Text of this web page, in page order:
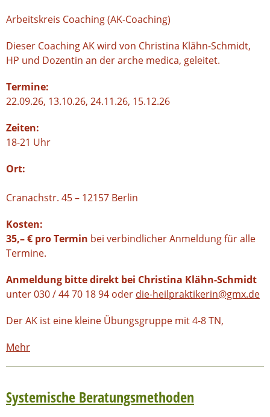
Arbeitskreis Coaching (AK-Coaching)
Dieser Coaching AK wird von Christina Klähn-Schmidt,
HP und Dozentin an der arche medica, geleitet.
Termine:
22.09.26, 13.10.26, 24.11.26, 15.12.26
Zeiten:
18-21 Uhr
Ort:
Cranachstr. 45 – 12157 Berlin
Kosten:
35,– € pro Termin bei verbindlicher Anmeldung für alle
Termine.
Anmeldung bitte direkt bei Christina Klähn-Schmidt
unter 030 / 44 70 18 94 oder die-heilpraktikerin@gmx.de
Der AK ist eine kleine Übungsgruppe mit 4-8 TN,
Mehr
Systemische Beratungsmethoden